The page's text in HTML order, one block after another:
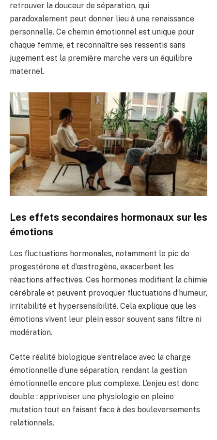
retrouver la douceur de séparation, qui
paradoxalement peut donner lieu à une renaissance
personnelle. Ce chemin émotionnel est unique pour
chaque femme, et reconnaître ses ressentis sans
jugement est la première marche vers un équilibre
maternel.
Les effets secondaires hormonaux sur les
émotions
Les fluctuations hormonales, notamment le pic de
progestérone et d’œstrogène, exacerbent les
réactions affectives. Ces hormones modifient la chimie
cérébrale et peuvent provoquer fluctuations d’humeur,
irritabilité et hypersensibilité. Cela explique que les
émotions vivent leur plein essor souvent sans filtre ni
modération.
Cette réalité biologique s’entrelace avec la charge
émotionnelle d’une séparation, rendant la gestion
émotionnelle encore plus complexe. L’enjeu est donc
double : apprivoiser une physiologie en pleine
mutation tout en faisant face à des bouleversements
relationnels.